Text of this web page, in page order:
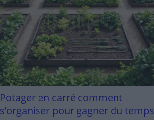
Potager en carré comment
s’organiser pour gagner du temps